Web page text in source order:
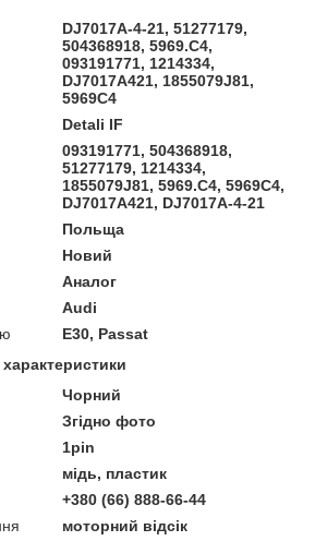
DJ7017A-4-21, 51277179,
504368918, 5969.C4,
093191771, 1214334,
DJ7017A421, 1855079J81,
5969C4
Detali IF
093191771, 504368918,
51277179, 1214334,
1855079J81, 5969.C4, 5969C4,
DJ7017A421, DJ7017A-4-21
Польща
Новий
Аналог
Audi
E30, Passat
Чорний
Згідно фото
1pin
мідь, пластик
+380 (66) 888-66-44
моторний відсік